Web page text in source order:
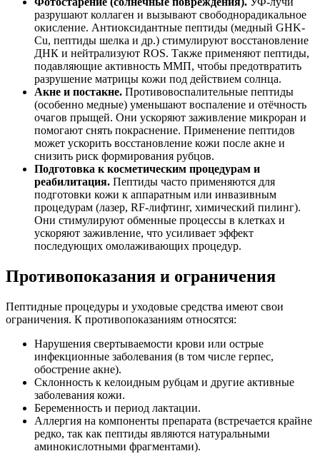
разрушают коллаген и вызывают свободнорадикальное
окисление. Антиоксидантные пептиды (медный GHK-
Cu, пептиды шелка и др.) стимулируют восстановление
ДНК и нейтрализуют ROS. Также применяют пептиды,
подавляющие активность ММП, чтобы предотвратить
разрушение матрицы кожи под действием солнца.
Акне и постакне. Противовоспалительные пептиды
(особенно медные) уменьшают воспаление и отёчность
очагов прыщей. Они ускоряют заживление микроран и
помогают снять покраснение. Применение пептидов
может ускорить восстановление кожи после акне и
снизить риск формирования рубцов.
Подготовка к косметическим процедурам и
реабилитация. Пептиды часто применяются для
подготовки кожи к аппаратным или инвазивным
процедурам (лазер, RF-лифтинг, химический пилинг).
Они стимулируют обменные процессы в клетках и
ускоряют заживление, что усиливает эффект
последующих омолаживающих процедур.
Противопоказания и ограничения
Пептидные процедуры и уходовые средства имеют свои
ограничения. К противопоказаниям относятся:
Нарушения свертываемости крови или острые
инфекционные заболевания (в том числе герпес,
обострение акне).
Склонность к келоидным рубцам и другие активные
заболевания кожи.
Беременность и период лактации.
Аллергия на компоненты препарата (встречается крайне
редко, так как пептиды являются натуральными
аминокислотными фрагментами).